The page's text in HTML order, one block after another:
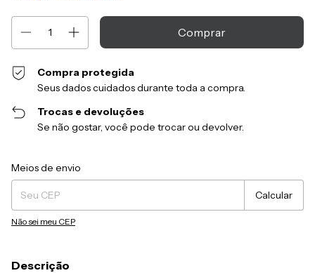
Compra protegida
Seus dados cuidados durante toda a compra.
Trocas e devoluções
Se não gostar, você pode trocar ou devolver.
Entregas para o CEP:
Meios de envio
Calcular
Não sei meu CEP
Descrição